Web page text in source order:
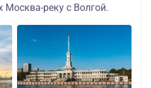
реку с Волгой.